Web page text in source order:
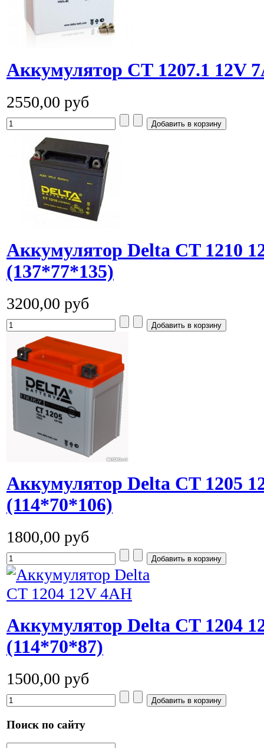
Аккумулятор СТ 1207.1 12V
2550,00 руб
Аккумулятор Delta СT 1210
(137*77*135)
3200,00 руб
Аккумулятор Delta CT 1205
(114*70*106)
1800,00 руб
Аккумулятор Delta CT 1204
(114*70*87)
1500,00 руб
Поиск по сайту